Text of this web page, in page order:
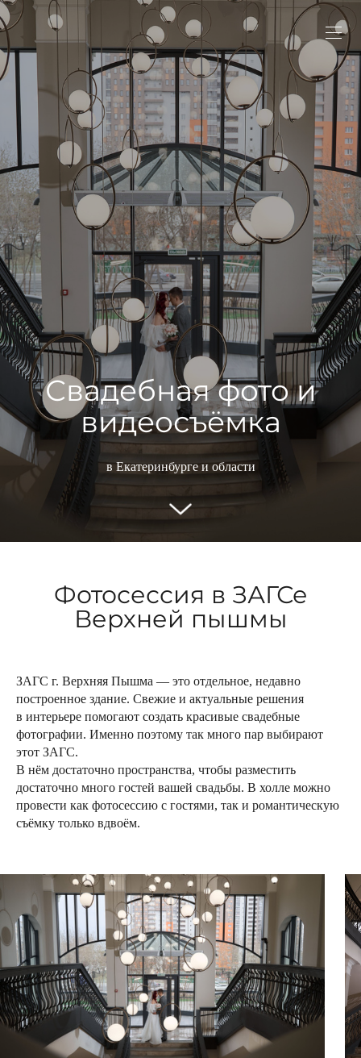
Свадебная фото и
видеосъёмка
в Екатеринбурге и области
Фотосессия в ЗАГСе
Верхней пышмы
ЗАГС г. Верхняя Пышма — это отдельное, недавно
построенное здание. Свежие и актуальные решения
в интерьере помогают создать красивые свадебные
фотографии. Именно поэтому так много пар выбирают
этот ЗАГС.
В нём достаточно пространства, чтобы разместить
достаточно много гостей вашей свадьбы. В холле можно
провести как фотосессию с гостями, так и романтическую
съёмку только вдвоём.